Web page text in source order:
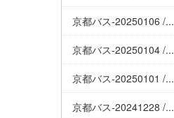
京都バス-20250106 /...
京都バス-20250104 /...
京都バス-20250101 /...
京都バス-20241228 /...